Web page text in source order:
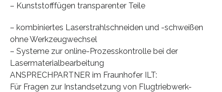
– Kunststofffügen transparenter Teile
– kombiniertes Laserstrahlschneiden und -schweißen
ohne Werkzeugwechsel
– Systeme zur online-Prozesskontrolle bei der
Lasermaterialbearbeitung
ANSPRECHPARTNER im Fraunhofer ILT:
Für Fragen zur Instandsetzung von Flugtriebwerk-